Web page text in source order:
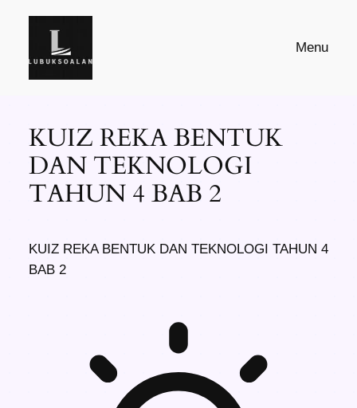
Menu
KUIZ REKA BENTUK
DAN TEKNOLOGI
TAHUN 4 BAB 2
KUIZ REKA BENTUK DAN TEKNOLOGI TAHUN 4
BAB 2